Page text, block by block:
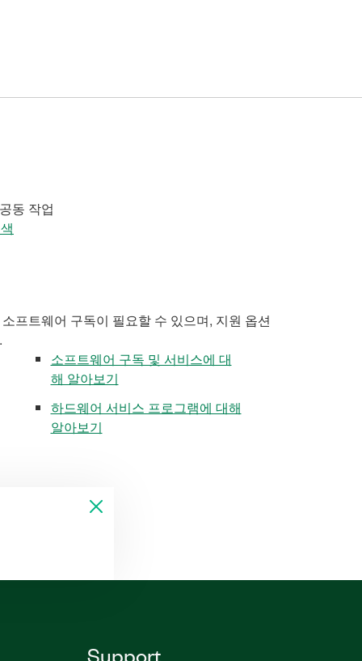
동 작업
프트웨어 구독이 필요할 수 있으며, 지원 옵션
소프트웨어 구독 및 서비스에 대
해 알아보기
하드웨어 서비스 프로그램에 대해
알아보기
Support